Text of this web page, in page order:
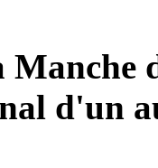
Manche
d'un